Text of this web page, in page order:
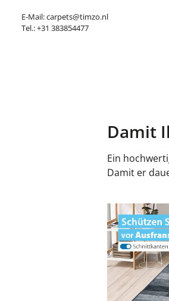
E-Mail: carpets@timzo.nl
Tel.: +31 383854477
Damit
Ein
Damit er